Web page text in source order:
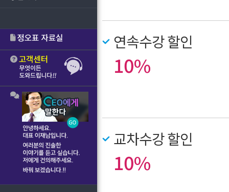
연속수강 할인
10%
교차수강 할인
10%